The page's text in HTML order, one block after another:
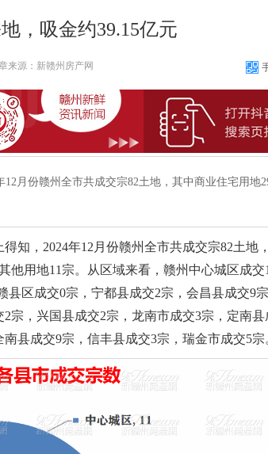
，吸金约39.15亿元
源：新赣州房产网
月份赣州全市共成交宗82土地，其中商业住宅用地
，2024年12月份赣州全市共成交宗82土地
他用地11宗。从区域来看，赣州中心城区成交
县区成交0宗，宁都县成交2宗，会昌县成交9
宗，兴国县成交2宗，龙南市成交3宗，定南县
县成交9宗，信丰县成交3宗，瑞金市成交5宗